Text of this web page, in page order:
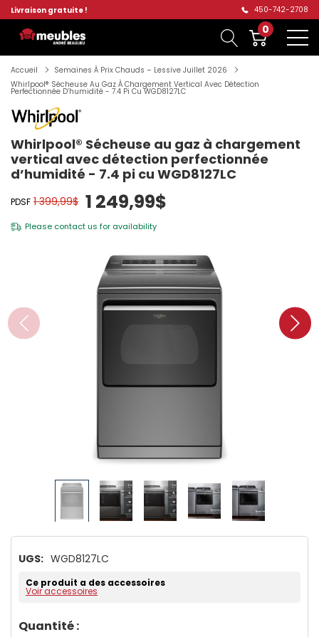
Livraison gratuite ! 450-742-2708
0
Accueil
Semaines À Prix Chauds – Lessive Juillet 2026
Whirlpool® Sécheuse Au Gaz À Chargement Vertical Avec Détection
Perfectionnée D’humidité - 7.4 Pi Cu WGD8127LC
Whirlpool® Sécheuse au gaz à chargement
vertical avec détection perfectionnée
d’humidité - 7.4 pi cu WGD8127LC
PDSF 1 399,99$ 1 249,99$
Please contact us for availability
UGS: WGD8127LC
Ce produit a des accessoires
Voir accessoires
Dépêchez-
Quantité :